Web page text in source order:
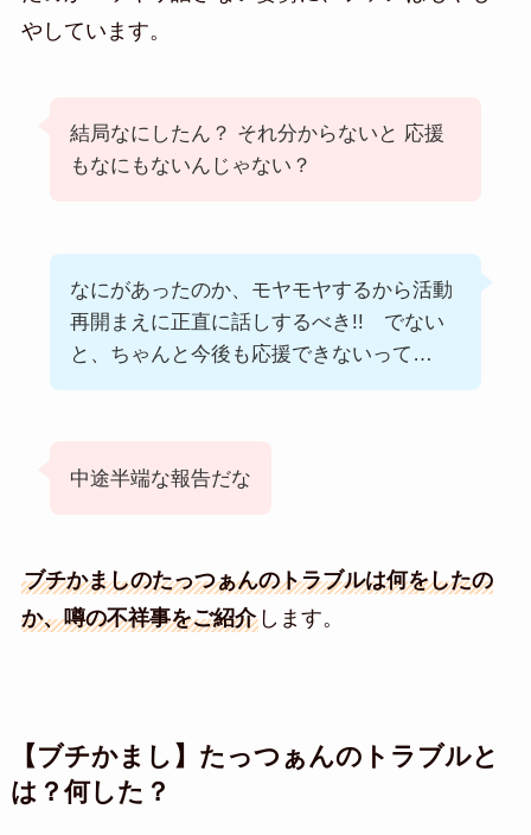
やしています。
結局なにしたん？ それ分からないと 応援
もなにもないんじゃない？
なにがあったのか、モヤモヤするから活動
再開まえに正直に話しするべき!! でない
と、ちゃんと今後も応援できないって…
中途半端な報告だな
ブチかましのたっつぁんのトラブルは何をしたの
か、噂の不祥事をご紹介します。
【ブチかまし】たっつぁんのトラブルと
は？何した？